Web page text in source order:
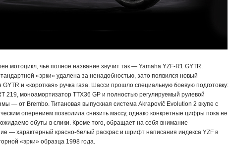
мотоцикл, чьё полное название звучит так — Yamaha YZF-R1 GYTR.
«эрки» удалена за ненадобностью, зато появился новый
и «короткая» ручка газа. Шасси прошло специальную боевую подготовку:
219, моноамортизатор TTX36 GP и полностью регулируемый рулевой
— от Brembo. Титановая выпускная система Akrapovič Evolution 2 вкупе с
оперением позволила снизить массу, однако конкретные цифры пока не
обуты в слики. Кроме того, обращает на себя внимание
— характерный красно-белый раскрас и шрифт написания индекса YZF в
«эрки» образца 1998 года.